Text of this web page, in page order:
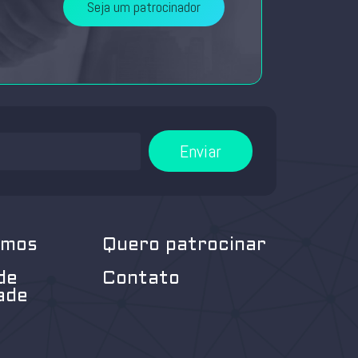
Seja um patrocinador
Enviar
Quero patrocinar
Contato